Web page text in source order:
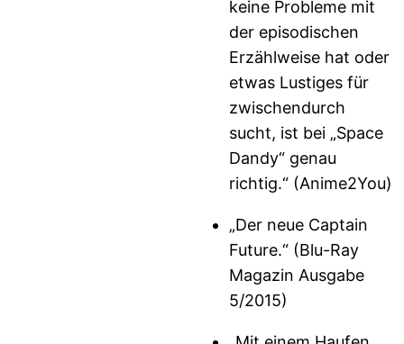
keine Probleme mit
der episodischen
Erzählweise hat oder
etwas Lustiges für
zwischendurch
sucht, ist bei „Space
Dandy“ genau
richtig.“ (Anime2You)
„Der neue Captain
Future.“ (Blu-Ray
Magazin Ausgabe
5/2015)